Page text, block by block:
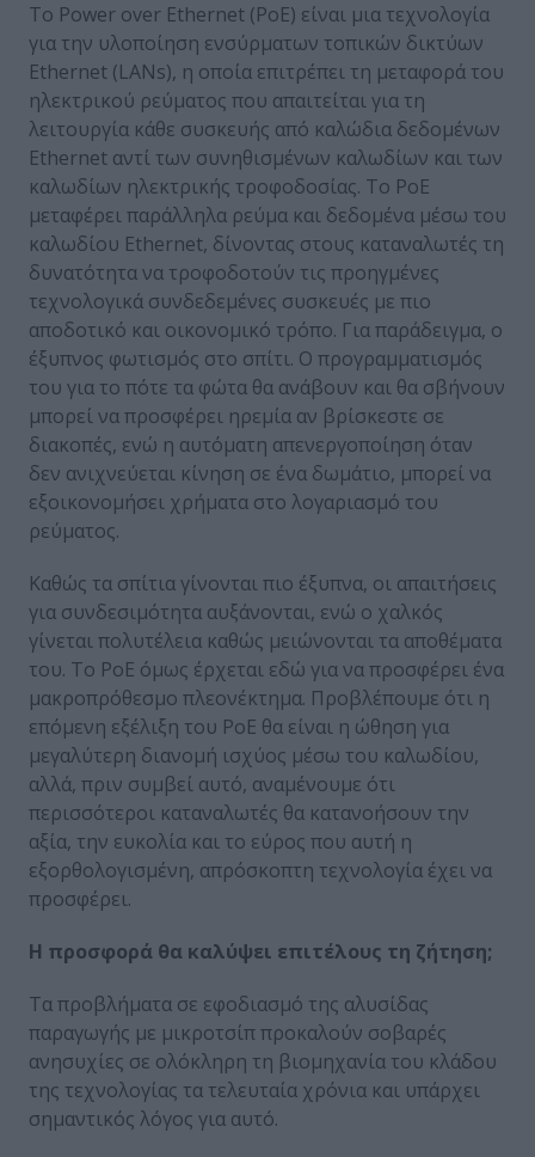
Το Power over Ethernet (PoE) είναι μια τεχνολογία
για την υλοποίηση ενσύρματων τοπικών δικτύων
Ethernet (LANs), η οποία επιτρέπει τη μεταφορά του
ηλεκτρικού ρεύματος που απαιτείται για τη
λειτουργία κάθε συσκευής από καλώδια δεδομένων
Ethernet αντί των συνηθισμένων καλωδίων και των
καλωδίων ηλεκτρικής τροφοδοσίας. Το PoE
μεταφέρει παράλληλα ρεύμα και δεδομένα μέσω του
καλωδίου Ethernet, δίνοντας στους καταναλωτές τη
δυνατότητα να τροφοδοτούν τις προηγμένες
τεχνολογικά συνδεδεμένες συσκευές με πιο
αποδοτικό και οικονομικό τρόπο. Για παράδειγμα, ο
έξυπνος φωτισμός στο σπίτι. Ο προγραμματισμός
του για το πότε τα φώτα θα ανάβουν και θα σβήνουν
μπορεί να προσφέρει ηρεμία αν βρίσκεστε σε
διακοπές, ενώ η αυτόματη απενεργοποίηση όταν
δεν ανιχνεύεται κίνηση σε ένα δωμάτιο, μπορεί να
εξοικονομήσει χρήματα στο λογαριασμό του
ρεύματος.
Καθώς τα σπίτια γίνονται πιο έξυπνα, οι απαιτήσεις
για συνδεσιμότητα αυξάνονται, ενώ ο χαλκός
γίνεται πολυτέλεια καθώς μειώνονται τα αποθέματα
του. Το PoE όμως έρχεται εδώ για να προσφέρει ένα
μακροπρόθεσμο πλεονέκτημα. Προβλέπουμε ότι η
επόμενη εξέλιξη του PoE θα είναι η ώθηση για
μεγαλύτερη διανομή ισχύος μέσω του καλωδίου,
αλλά, πριν συμβεί αυτό, αναμένουμε ότι
περισσότεροι καταναλωτές θα κατανοήσουν την
αξία, την ευκολία και το εύρος που αυτή η
εξορθολογισμένη, απρόσκοπτη τεχνολογία έχει να
προσφέρει.
Η προσφορά θα καλύψει επιτέλους τη ζήτηση;
Τα προβλήματα σε εφοδιασμό της αλυσίδας
παραγωγής με μικροτσίπ προκαλούν σοβαρές
ανησυχίες σε ολόκληρη τη βιομηχανία του κλάδου
της τεχνολογίας τα τελευταία χρόνια και υπάρχει
σημαντικός λόγος για αυτό.